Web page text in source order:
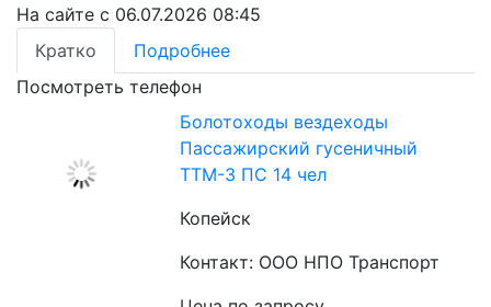
На сайте с 06.07.2026 08:45
Кратко
Подробнее
Посмотреть телефон
Болотоходы вездеходы
Пассажирский гусеничный
ТТМ-3 ПС 14 чел
Копейск
Контакт: ООО НПО Транспорт